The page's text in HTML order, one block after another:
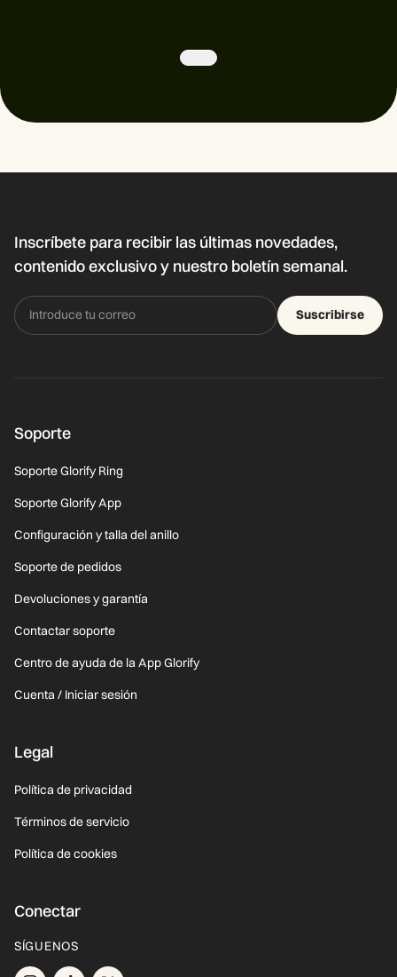
Inscríbete para recibir las últimas novedades,
contenido exclusivo y nuestro boletín semanal.
Suscribirse
Soporte
Soporte Glorify Ring
Soporte Glorify App
Configuración y talla del anillo
Soporte de pedidos
Devoluciones y garantía
Contactar soporte
Centro de ayuda de la App Glorify
Cuenta / Iniciar sesión
Legal
Política de privacidad
Términos de servicio
Política de cookies
Conectar
SÍGUENOS